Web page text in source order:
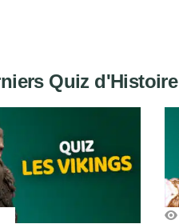
Quiz d'Histoire